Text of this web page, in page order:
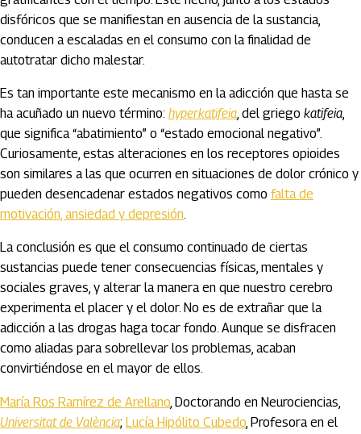
disfóricos que se manifiestan en ausencia de la sustancia,
conducen a escaladas en el consumo con la finalidad de
autotratar dicho malestar.
Es tan importante este mecanismo en la adicción que hasta se
ha acuñado un nuevo término: hyperkatifeia, del griego katifeia,
que significa “abatimiento” o “estado emocional negativo”.
Curiosamente, estas alteraciones en los receptores opioides
son similares a las que ocurren en situaciones de dolor crónico y
pueden desencadenar estados negativos como falta de
motivación, ansiedad y depresión.
La conclusión es que el consumo continuado de ciertas
sustancias puede tener consecuencias físicas, mentales y
sociales graves, y alterar la manera en que nuestro cerebro
experimenta el placer y el dolor. No es de extrañar que la
adicción a las drogas haga tocar fondo. Aunque se disfracen
como aliadas para sobrellevar los problemas, acaban
convirtiéndose en el mayor de ellos.
María Ros Ramírez de Arellano, Doctorando en Neurociencias,
Universitat de València; Lucía Hipólito Cubedo, Profesora en el